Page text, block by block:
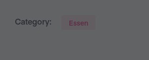
Category: Essen